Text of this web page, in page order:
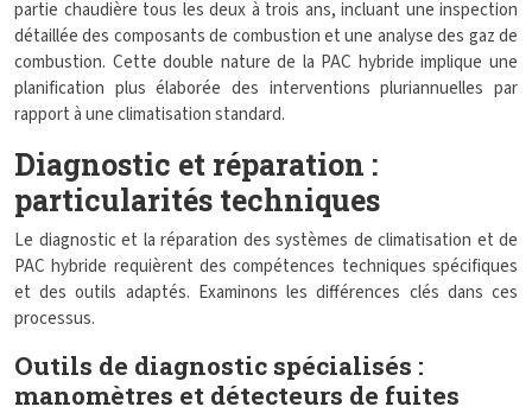
partie chaudière tous les deux à trois ans, incluant une inspection
détaillée des composants de combustion et une analyse des gaz de
combustion. Cette double nature de la PAC hybride implique une
planification plus élaborée des interventions pluriannuelles par
rapport à une climatisation standard.
Diagnostic et réparation :
particularités techniques
Le diagnostic et la réparation des systèmes de climatisation et de
PAC hybride requièrent des compétences techniques spécifiques
et des outils adaptés. Examinons les différences clés dans ces
processus.
Outils de diagnostic spécialisés :
manomètres et détecteurs de fuites